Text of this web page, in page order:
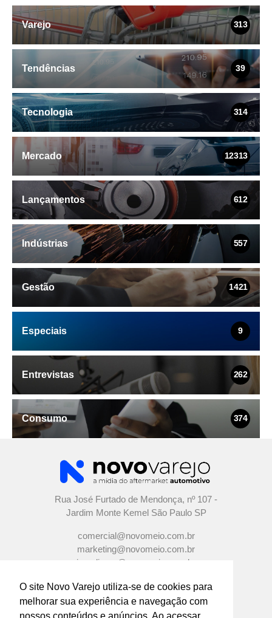
O site Novo Varejo utiliza-se de cookies para
melhorar sua experiência e navegação com
Varejo 313
Tendências 39
Tecnologia 314
Mercado 12313
Lançamentos 612
Indústrias 557
Gestão 1421
Especiais 9
Entrevistas 262
Consumo 374
Rua José Furtado de Mendonça, nº 107 -
Jardim Monte Kemel São Paulo SP
comercial@novomeio.com.br
marketing@novomeio.com.br
jornalismo@novomeio.com.br